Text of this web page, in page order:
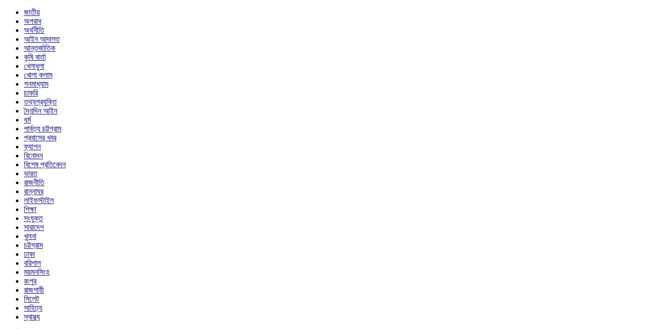
জাতীয়
অপরাধ
অর্থনীতি
আইন আদালত
আন্তর্জাতিক
কৃষি বার্তা
খেলাধুলা
খোলা কলাম
গনমাধ্যাম
চাকরি
তথ্যপ্রযুক্তি
দৈনন্দিন আইন
ধর্ম
পার্বত্য চট্টগ্রাম
প্রবাসের খবর
ফ্যাশন
বিনোদন
বিশেষ প্রতিবেদন
ভারত
রাজনীতি
রান্নাঘর
লাইফস্টাইল
শিক্ষা
সংযুক্ত
সারাদেশ
খুলনা
চট্টগ্রাম
ঢাকা
বরিশাল
ময়মনসিংহ
রংপুর
রাজশাহী
সিলেট
সাহিত্য
স্বাস্থ্য